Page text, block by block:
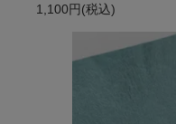
1,100円 (税込)